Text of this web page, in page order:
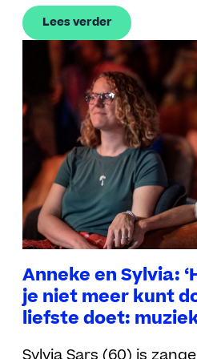
Lees verder
Anneke en Sylvia:
je niet meer kunt
liefste doet: